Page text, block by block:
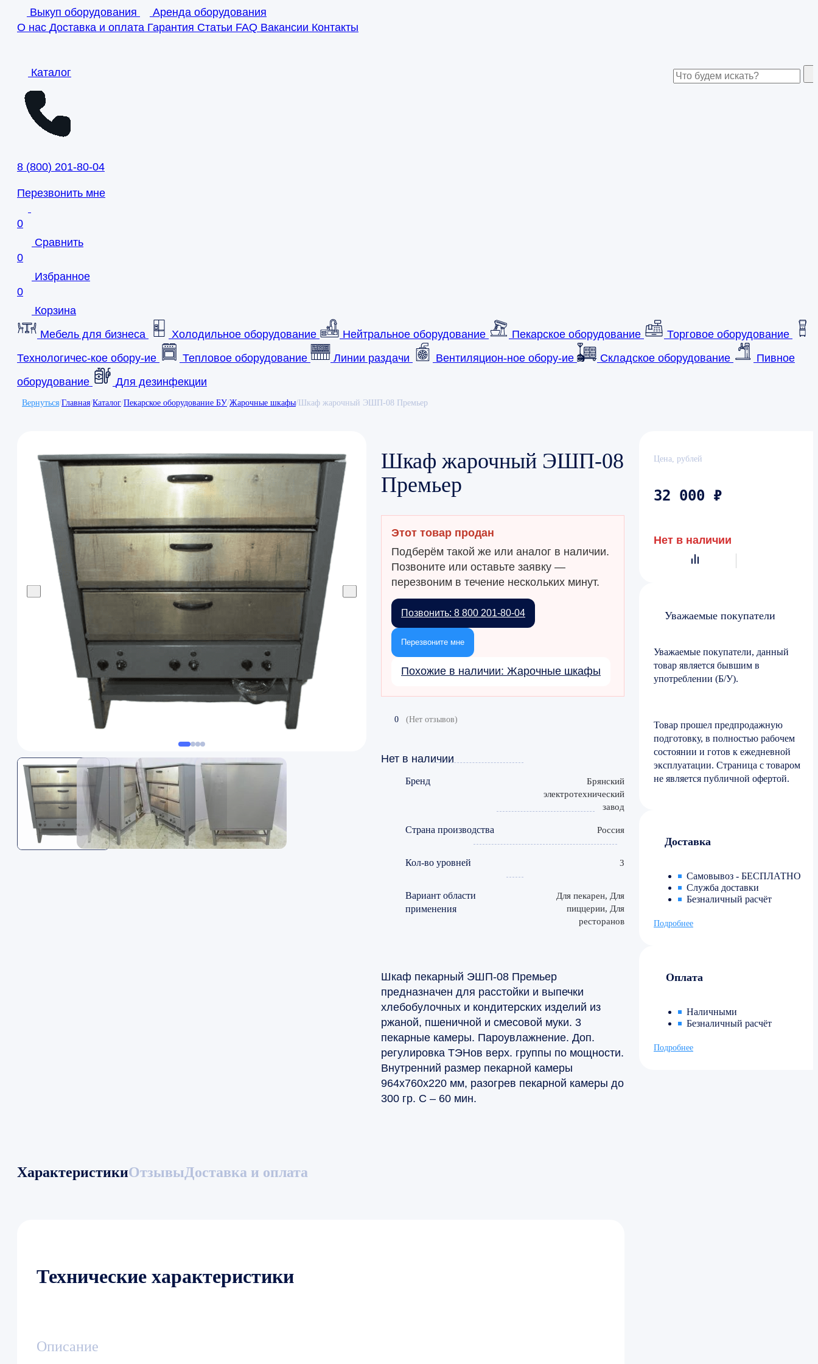
Выкуп оборудования
Аренда оборудования
О нас Доставка и оплата Гарантия Статьи FAQ Вакансии Контакты
Каталог
8 (800) 201-80-04
Перезвонить мне
0
Сравнить
0
Избранное
0
Корзина
Мебель для бизнеса
Холодильное оборудование Нейтральное оборудование Пекарское оборудование
Торговое оборудование
Технологичес-кое обору-ие
Тепловое оборудование Линии раздачи Вентиляцион-ное обору-ие Складское оборудование
Пивное
оборудование
Для дезинфекции
Вернуться/Главная/Каталог/Пекарское оборудование БУ/Жарочные шкафы/ Шкаф жарочный ЭШП-08 Премьер
Шкаф жарочный ЭШП-08
Премьер
Этот товар продан
Подберём такой же или аналог в наличии.
Позвоните или оставьте заявку —
перезвоним в течение нескольких минут.
Позвонить: 8 800 201-80-04
Перезвоните мне
Похожие в наличии: Жарочные шкафы
0 (Нет отзывов)
Нет в наличии
Бренд
Брянский
электротехнический
завод
Страна производства Россия
Кол-во уровней 3
Вариант области
применения
Для пекарен, Для
пиццерии, Для
ресторанов
Шкаф пекарный ЭШП-08 Премьер
предназначен для расстойки и выпечки
хлебобулочных и кондитерских изделий из
ржаной, пшеничной и смесовой муки. 3
пекарные камеры. Пароувлажнение. Доп.
регулировка ТЭНов верх. группы по мощности.
Внутренний размер пекарной камеры
964х760х220 мм, разогрев пекарной камеры до
300 гр. С – 60 мин.
ХарактеристикиОтзывыДоставка и оплата
Технические характеристики
Описание
Цена, рублей
32 000 ₽
Нет в наличии
Уважаемые покупатели
Уважаемые покупатели, данный
товар является бывшим в
употреблении (Б/У).
Товар прошел предпродажную
подготовку, в полностью рабочем
состоянии и готов к ежедневной
эксплуатации. Страница с товаром
не является публичной офертой.
Доставка
Самовывоз - БЕСПЛАТНО
Служба доставки
Безналичный расчёт
Подробнее
Оплата
Наличными
Безналичный расчёт
Подробнее